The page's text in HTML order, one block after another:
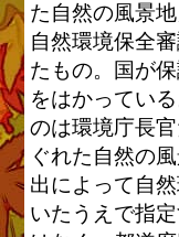
た自然の風景
自然環境保全
たもの。国が
をはかってい
のは環境庁長
ぐれた自然の
出によって自
いたうえで指